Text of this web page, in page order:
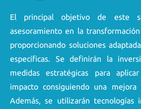
El principal objetivo de este
asesoramiento en la
proporcionando soluciones
específicas. Se definirán la
medidas estratégicas para
impacto consiguiendo una
Además, se utilizarán tecnologías